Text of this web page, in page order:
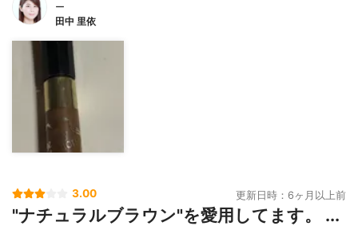
ー
田中 里依
3.00 更新日時：6ヶ月以上前
"ナチュラルブラウン"を愛用してます。 ...